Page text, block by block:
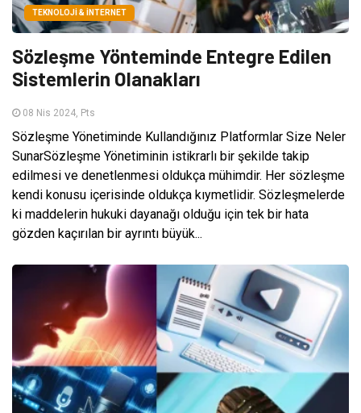
TEKNOLOJI & İNTERNET
Sözleşme Yönteminde Entegre Edilen
Sistemlerin Olanakları
08 Nis 2024, Pts
Sözleşme Yönetiminde Kullandığınız Platformlar Size Neler
SunarSözleşme Yönetiminin istikrarlı bir şekilde takip
edilmesi ve denetlenmesi oldukça mühimdir. Her sözleşme
kendi konusu içerisinde oldukça kıymetlidir. Sözleşmelerde
ki maddelerin hukuki dayanağı olduğu için tek bir hata
gözden kaçırılan bir ayrıntı büyük...